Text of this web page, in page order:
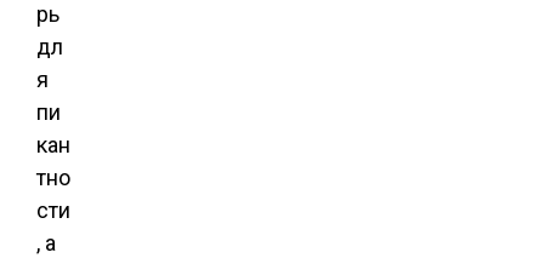
рь
дл
я
пи
кан
тно
сти
, а